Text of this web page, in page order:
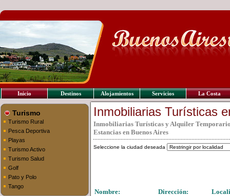
Inicio Destinos Alojamientos Servicios La Costa
Turismo
Turismo Rural
Pesca Deportiva
Playas
Turismo Activo
Turismo Salud
Golf
Pato y Polo
Tango
Inmobiliarias Turísticas
Inmobiliarias Turísticas y Alquiler Temporario
Estancias en Buenos Aires
Seleccione la ciudad deseada
Nombre: Dirección: